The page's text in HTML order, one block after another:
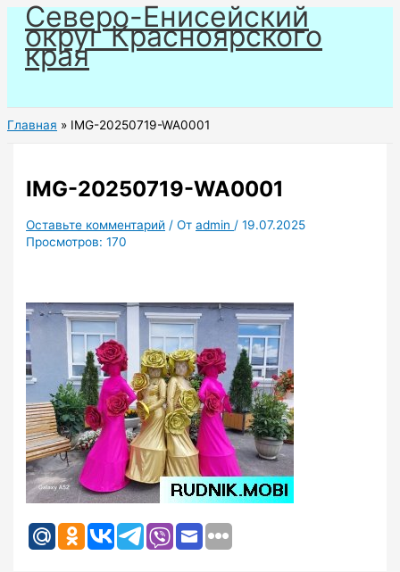
Перейти
содержимому
Северо-Енисейский
округ Красноярского
края
Главная IMG-20250719-WA0001
IMG-20250719-WA0001
Оставьте комментарий / Отadmin /19.07.2025
Просмотров: 170